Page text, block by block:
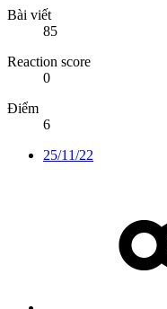
Bài viết
85
Reaction score
0
Điểm
6
25/11/22